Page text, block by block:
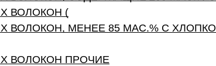
ВОЛОКОН (
ВОЛОКОН, МЕНЕЕ 85 МАС.% С
ВОЛОКОН ПРОЧИЕ